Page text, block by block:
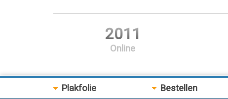
2011
Online
Plakfolie Bestellen